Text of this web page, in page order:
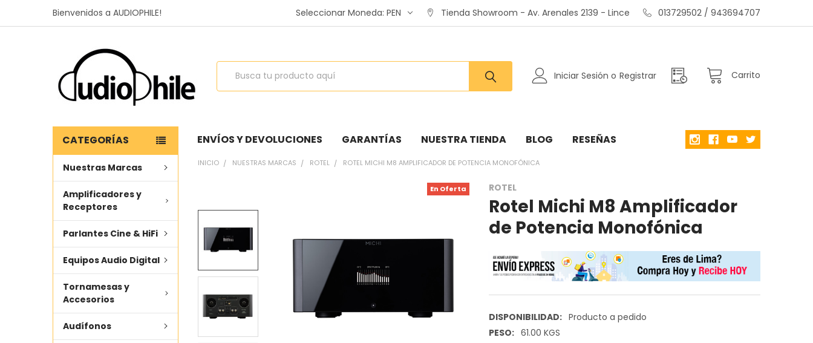
Bienvenidos a AUDIOPHILE! Seleccionar Moneda:PEN Tienda Showroom - Av. Arenales 2139 - Lince 013729502 / 943694707
Iniciar Sesión o Registrar Carrito
Buscar
ENVÍOS Y DEVOLUCIONES GARANTÍAS NUESTRA TIENDA BLOG RESEÑAS
CATEGORÍAS
Nuestras Marcas
Amplificadores y
Receptores
Parlantes Cine & HiFi
Equipos Audio Digital
Tornamesas y
Accesorios
Audífonos
INICIO NUESTRAS MARCAS ROTEL ROTEL MICHI M8 AMPLIFICADOR DE POTENCIA MONOFÓNICA
ROTEL
Rotel Michi M8 Amplificador
de Potencia Monofónica
DISPONIBILIDAD: Producto a pedido
PESO: 61.00 KGS
En Oferta
JUNTOS
SELECCIONAR
SELECCIONADO
AL CARRITO